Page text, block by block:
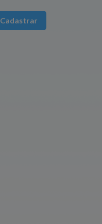
Cadastrar